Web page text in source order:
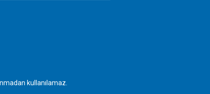
kullanılamaz.